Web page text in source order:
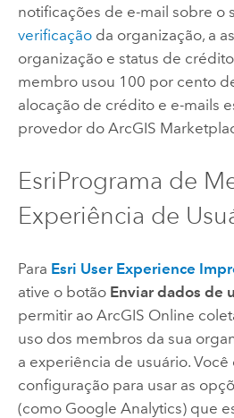
notificações de e-mail sobre o
verificaçãoda organização, a
organização e status de
membro usou 100 por cento
alocação de crédito e e-mails
provedor do ArcGIS
EsriPrograma de
Experiência de
Para Esri User Experience
ative o botão Enviar dados de
permitir ao ArcGIS Online
uso dos membros da sua
a experiência de usuário. Você
configuração para usar as
(como Google Analytics) que